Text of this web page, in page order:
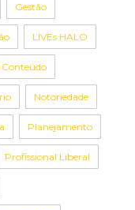
Gestão
LIVEs HALO
Notoriedade
Planejamento
Profissional Liberal